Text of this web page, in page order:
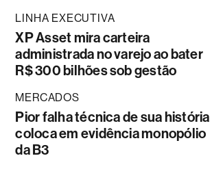
LINHA EXECUTIVA
XP Asset mira carteira
administrada no varejo ao bater
R$ 300 bilhões sob gestão
MERCADOS
Pior falha técnica de sua história
coloca em evidência monopólio
da B3